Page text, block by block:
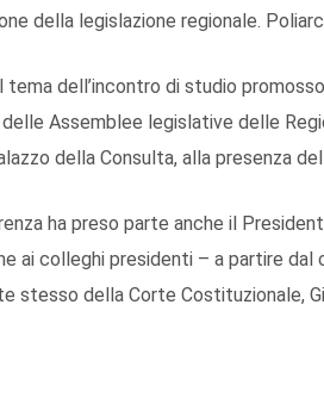
della legislazione regionale.
tema dell’incontro di studio
Assemblee legislative delle
della Consulta, alla presenza
ha preso parte anche il
ai colleghi presidenti – a partire
stesso della Corte Costituzionale,